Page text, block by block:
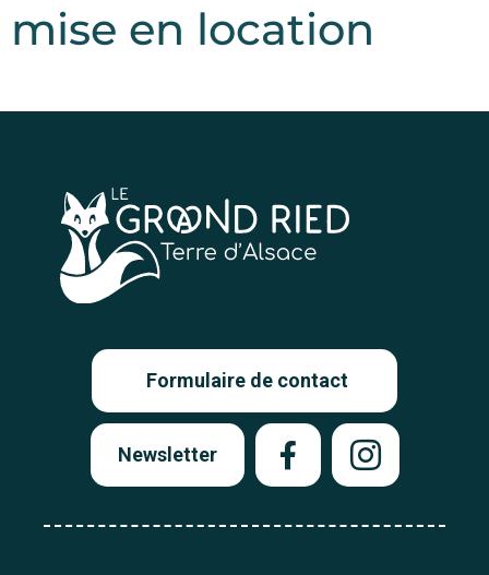
mise en location
Formulaire de contact
Newsletter